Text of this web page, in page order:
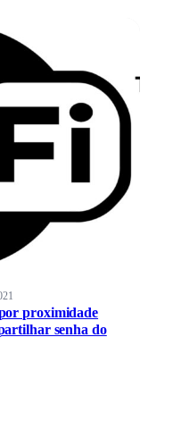
proximidade
senha do